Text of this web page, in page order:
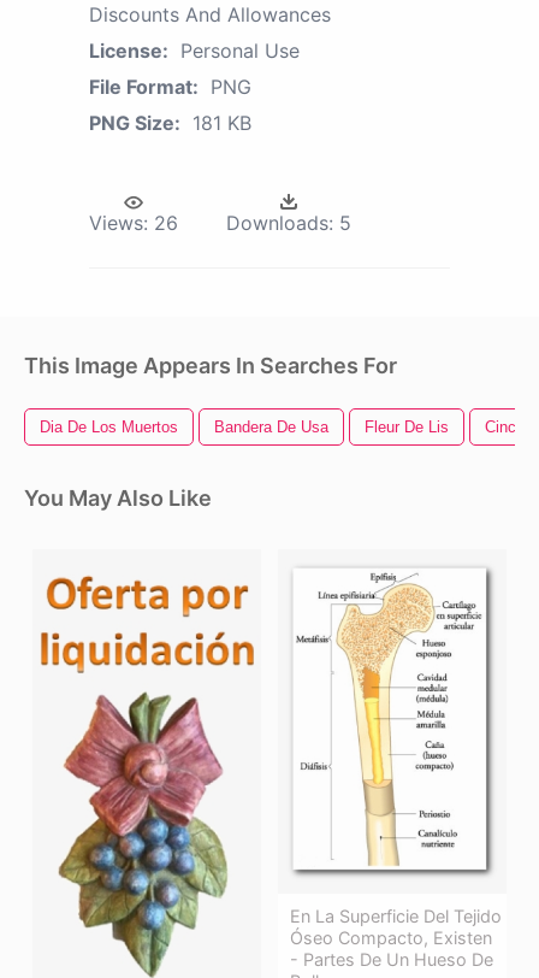
Discounts And Allowances
License: Personal Use
File Format: PNG
PNG Size: 181 KB
Views: 26 Downloads: 5
This Image Appears In Searches For
Dia De Los Muertos Bandera De Usa Fleur De Lis Cinco
You May Also Like
En La Superficie Del Tejido
Óseo Compacto, Existen
- Partes De Un Hueso De